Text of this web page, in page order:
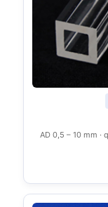
AD 0,5 – 10 mm ·